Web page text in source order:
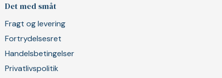
Det med småt
Fragt og levering
Fortrydelsesret
Handelsbetingelser
Privatlivspolitik